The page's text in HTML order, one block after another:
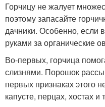
Горчицу не жалует
поэтому запасайте
дачники. Особенно, если
руками за органические
Во-первых, горчица
слизнями. Порошок
первых признаках этого
капусте, перцах, хостах и